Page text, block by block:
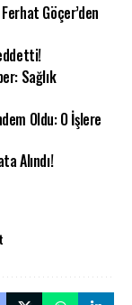
Göçer’den
Sağlık
Oldu: O İşlere
Alındı!